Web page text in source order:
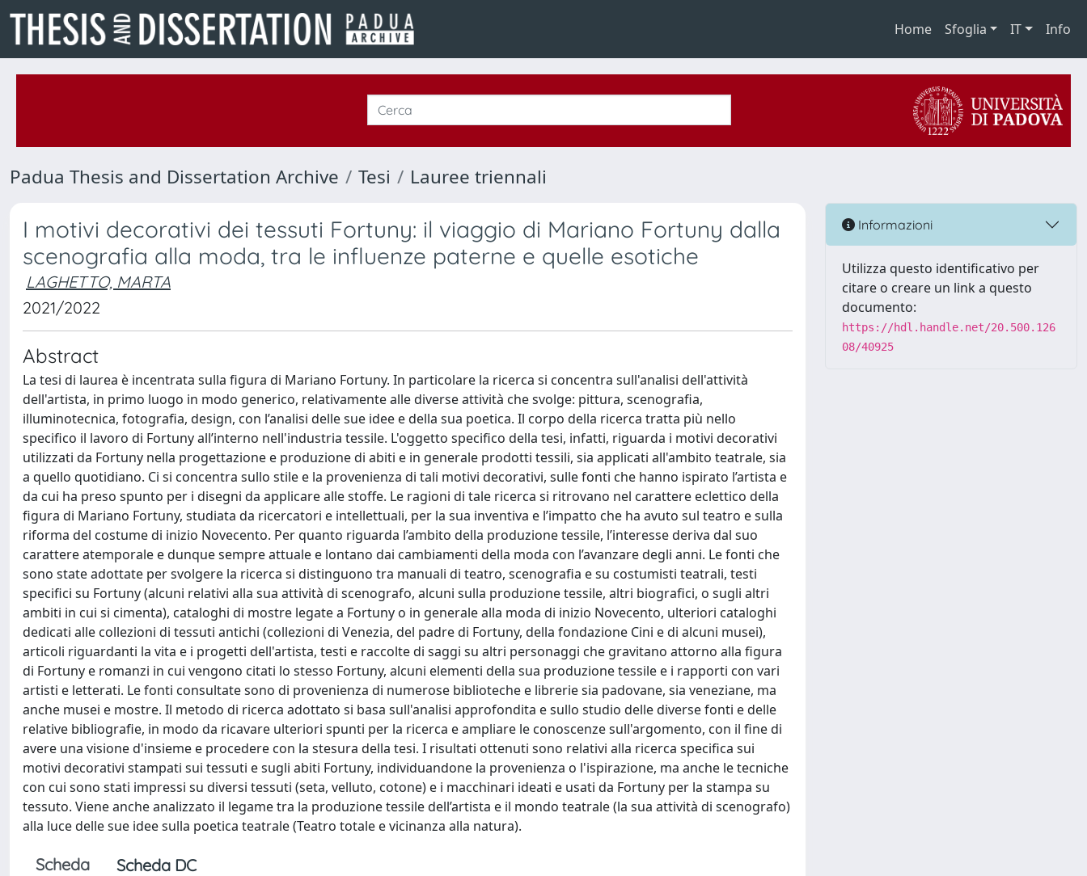
Home Sfoglia IT Info
Padua Thesis and Dissertation Archive Tesi Lauree triennali
I motivi decorativi dei tessuti Fortuny: il viaggio di Mariano Fortuny dalla
scenografia alla moda, tra le influenze paterne e quelle esotiche
LAGHETTO, MARTA
2021/2022
Abstract
La tesi di laurea è incentrata sulla figura di Mariano Fortuny. In particolare la ricerca si concentra sull'analisi dell'attività
dell'artista, in primo luogo in modo generico, relativamente alle diverse attività che svolge: pittura, scenografia,
illuminotecnica, fotografia, design, con l’analisi delle sue idee e della sua poetica. Il corpo della ricerca tratta più nello
specifico il lavoro di Fortuny all’interno nell'industria tessile. L'oggetto specifico della tesi, infatti, riguarda i motivi decorativi
utilizzati da Fortuny nella progettazione e produzione di abiti e in generale prodotti tessili, sia applicati all'ambito teatrale, sia
a quello quotidiano. Ci si concentra sullo stile e la provenienza di tali motivi decorativi, sulle fonti che hanno ispirato l’artista e
da cui ha preso spunto per i disegni da applicare alle stoffe. Le ragioni di tale ricerca si ritrovano nel carattere eclettico della
figura di Mariano Fortuny, studiata da ricercatori e intellettuali, per la sua inventiva e l’impatto che ha avuto sul teatro e sulla
riforma del costume di inizio Novecento. Per quanto riguarda l’ambito della produzione tessile, l’interesse deriva dal suo
carattere atemporale e dunque sempre attuale e lontano dai cambiamenti della moda con l’avanzare degli anni. Le fonti che
sono state adottate per svolgere la ricerca si distinguono tra manuali di teatro, scenografia e su costumisti teatrali, testi
specifici su Fortuny (alcuni relativi alla sua attività di scenografo, alcuni sulla produzione tessile, altri biografici, o sugli altri
ambiti in cui si cimenta), cataloghi di mostre legate a Fortuny o in generale alla moda di inizio Novecento, ulteriori cataloghi
dedicati alle collezioni di tessuti antichi (collezioni di Venezia, del padre di Fortuny, della fondazione Cini e di alcuni musei),
articoli riguardanti la vita e i progetti dell'artista, testi e raccolte di saggi su altri personaggi che gravitano attorno alla figura
di Fortuny e romanzi in cui vengono citati lo stesso Fortuny, alcuni elementi della sua produzione tessile e i rapporti con vari
artisti e letterati. Le fonti consultate sono di provenienza di numerose biblioteche e librerie sia padovane, sia veneziane, ma
anche musei e mostre. Il metodo di ricerca adottato si basa sull'analisi approfondita e sullo studio delle diverse fonti e delle
relative bibliografie, in modo da ricavare ulteriori spunti per la ricerca e ampliare le conoscenze sull'argomento, con il fine di
avere una visione d'insieme e procedere con la stesura della tesi. I risultati ottenuti sono relativi alla ricerca specifica sui
motivi decorativi stampati sui tessuti e sugli abiti Fortuny, individuandone la provenienza o l'ispirazione, ma anche le tecniche
con cui sono stati impressi su diversi tessuti (seta, velluto, cotone) e i macchinari ideati e usati da Fortuny per la stampa su
tessuto. Viene anche analizzato il legame tra la produzione tessile dell’artista e il mondo teatrale (la sua attività di scenografo)
alla luce delle sue idee sulla poetica teatrale (Teatro totale e vicinanza alla natura).
Scheda Scheda DC
Informazioni
Utilizza questo identificativo per
citare o creare un link a questo
documento:
https://hdl.handle.net/20.500.126
08/40925